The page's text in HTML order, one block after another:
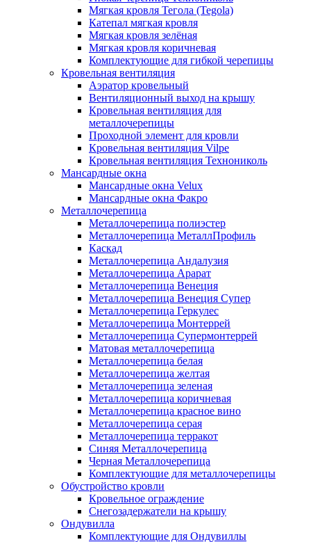
Мягкая кровля Тегола (Tegola)
Катепал мягкая кровля
Мягкая кровля зелёная
Мягкая кровля коричневая
Комплектующие для гибкой черепицы
Кровельная вентиляция
Аэратор кровельный
Вентиляционный выход на крышу
Кровельная вентиляция для
металлочерепицы
Проходной элемент для кровли
Кровельная вентиляция Vilpe
Кровельная вентиляция Технониколь
Мансардные окна
Мансардные окна Velux
Мансардные окна Факро
Металлочерепица
Металлочерепица полиэстер
Металлочерепица МеталлПрофиль
Каскад
Металлочерепица Андалузия
Металлочерепица Арарат
Металлочерепица Венеция
Металлочерепица Венеция Супер
Металлочерепица Геркулес
Металлочерепица Монтеррей
Металлочерепица Супермонтеррей
Матовая металлочерепица
Металлочерепица белая
Металлочерепица желтая
Металлочерепица зеленая
Металлочерепица коричневая
Металлочерепица красное вино
Металлочерепица серая
Металлочерепица терракот
Синяя Металлочерепица
Черная Металлочерепица
Комплектующие для металлочерепицы
Обустройство кровли
Кровельное ограждение
Снегозадержатели на крышу
Ондувилла
Комплектующие для Ондувиллы